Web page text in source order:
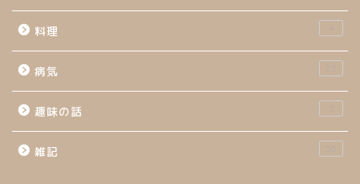
料理 4
病気 23
趣味の話
雑記